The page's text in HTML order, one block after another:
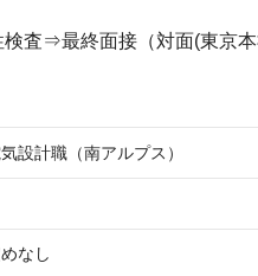
査⇒最終面接（対面(東京本
設計職（南アルプス）
なし